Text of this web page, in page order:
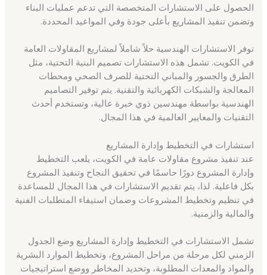
الحصول على الاستشارات المتخصصة التي تدعم عمليات البناء
وتضمن تنفيذ المشاريع بأعلى جودة وفي المواعيد المحددة.
توفر الاستشارات الهندسية حلاً شاملاً لمشاريع المقاولات العامة
في الكويت. تشمل هذه الاستشارات تصميم البنية التحتية، مثل
الطرق والجسور والمباني التحتية للصرف الصحي ومحطات
المعالجة والشبكات الكهربائية والتقنية. يتم توفير التصاميم
الهندسية بواسطة مهندسين ذوي خبرة عالية، وتستخدم أحدث
التقنيات والمعايير العالمية في هذا المجال.
استشارات في التخطيط وإدارة المشاريع
عند تنفيذ مشروع مقاولات عامة في الكويت، يلعب التخطيط
وإدارة المشروع دورًا حاسمًا في تحقيق النجاح وتنفيذ المشروع
بكل فاعلية. لذا، يتم تقديم الاستشارات في هذا المجال للمساعدة
في تنظيم وتخطيط المشروعات وضمان استيفاء المتطلبات الفنية
والمالية والزمنية.
تشمل الاستشارات في التخطيط وإدارة المشاريع وضع الجدول
الزمني لكل مرحلة من مراحل المشروع، وتخطيط الموارد البشرية
والمواد والمعدات المطلوبة، وتحديد المخاطر ووضع استراتيجيات